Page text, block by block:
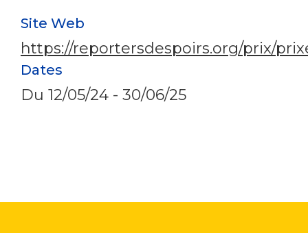
Site Web
https://reportersdespoirs.org/prix/
Dates
Du 12/05/24 - 30/06/25